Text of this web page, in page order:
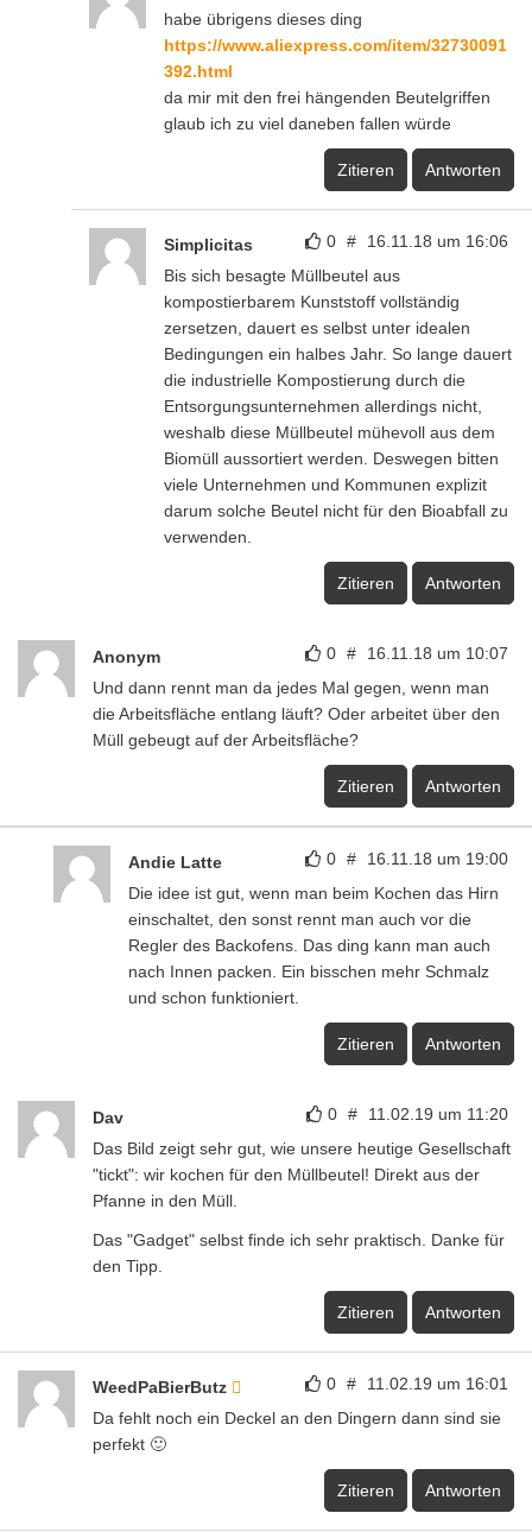
habe übrigens dieses ding
https://www.aliexpress.com/item/32730091
392.html
da mir mit den frei hängenden Beutelgriffen
glaub ich zu viel daneben fallen würde
Zitieren Antworten
0 # 16.11.18 um 16:06
Simplicitas
Bis sich besagte Müllbeutel aus
kompostierbarem Kunststoff vollständig
zersetzen, dauert es selbst unter idealen
Bedingungen ein halbes Jahr. So lange dauert
die industrielle Kompostierung durch die
Entsorgungsunternehmen allerdings nicht,
weshalb diese Müllbeutel mühevoll aus dem
Biomüll aussortiert werden. Deswegen bitten
viele Unternehmen und Kommunen explizit
darum solche Beutel nicht für den Bioabfall zu
verwenden.
Zitieren Antworten
0 # 16.11.18 um 10:07
Anonym
Und dann rennt man da jedes Mal gegen, wenn man
die Arbeitsfläche entlang läuft? Oder arbeitet über den
Müll gebeugt auf der Arbeitsfläche?
Zitieren Antworten
0 # 16.11.18 um 19:00
Andie Latte
Die idee ist gut, wenn man beim Kochen das Hirn
einschaltet, den sonst rennt man auch vor die
Regler des Backofens. Das ding kann man auch
nach Innen packen. Ein bisschen mehr Schmalz
und schon funktioniert.
Zitieren Antworten
0 # 11.02.19 um 11:20
Dav
Das Bild zeigt sehr gut, wie unsere heutige Gesellschaft
"tickt": wir kochen für den Müllbeutel! Direkt aus der
Pfanne in den Müll.
Das "Gadget" selbst finde ich sehr praktisch. Danke für
den Tipp.
Zitieren Antworten
0 # 11.02.19 um 16:01
WeedPaBierButz
Da fehlt noch ein Deckel an den Dingern dann sind sie
perfekt 🙂
Zitieren Antworten